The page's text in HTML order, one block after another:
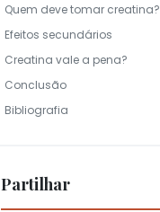
Quem deve tomar creatina?
Efeitos secundários
Creatina vale a pena?
Conclusão
Bibliografia
Partilhar